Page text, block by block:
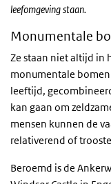
leefomgeving staan.
Monumentale
Ze staan niet altijd in
monumentale
leeftijd,
kan gaan om
mensen kunnen de
relativerend of
Beroemd is de